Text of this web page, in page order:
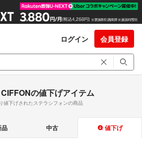
ログイン 会員登録
の値下げアイテム
値下げされたステラシフォンの商品
品 中古 値下げ